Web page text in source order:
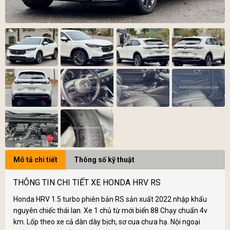
Mô tả chi tiết Thông số kỹ thuật
THÔNG TIN CHI TIẾT XE HONDA HRV RS
Honda HRV 1.5 turbo phiên bản RS sản xuất 2022 nhập khẩu
nguyên chiếc thái lan. Xe 1 chủ từ mới biển 88 Chạy chuẩn 4v
km. Lốp theo xe cả dàn dày bịch, sơ cua chưa hạ. Nội ngoại